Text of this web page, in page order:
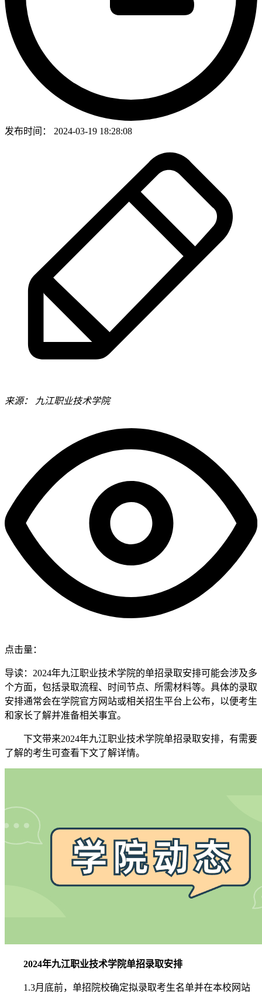
发布时间： 2024-03-19 18:28:08
来源： 九江职业技术学院
点击量：
导读：2024年九江职业技术学院的单招录取安排可能会涉及多
个方面，包括录取流程、时间节点、所需材料等。具体的录取
安排通常会在学院官方网站或相关招生平台上公布，以便考生
和家长了解并准备相关事宜。
下文带来2024年九江职业技术学院单招录取安排，有需要
了解的考生可查看下文了解详情。
2024年九江职业技术学院单招录取安排
1.3月底前，单招院校确定拟录取考生名单并在本校网站